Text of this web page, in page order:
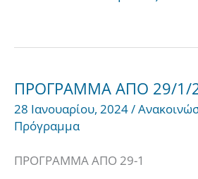
ΠΡΟΓΡΑΜΜΑ ΑΠΟ 29/1/
28 Ιανουαρίου, 2024/
Πρόγραμμα
ΠΡΟΓΡΑΜΜΑ ΑΠΟ 29-1
ΠΡΟΓΡΑΜΜΑ
ΑΠΟ
29/1/2024